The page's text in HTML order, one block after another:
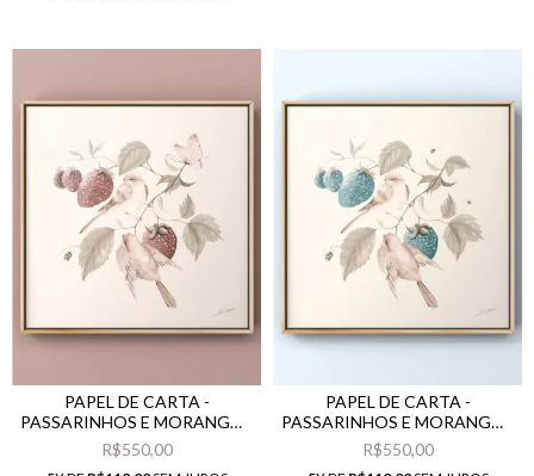
PAPEL DE CARTA -
PASSARINHOS E MORANGOS
VERMELHOS
R$550,00
PAPEL DE CARTA -
PASSARINHOS E MORANGOS
AZUIS
R$550,00